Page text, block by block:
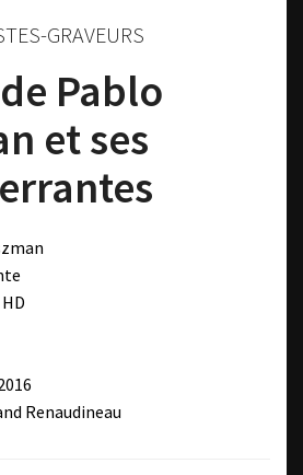
GRAVEURS
Pablo
et ses
Renaudineau